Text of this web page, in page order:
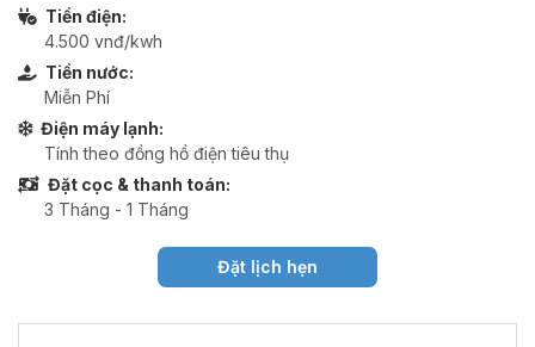
Tiền điện:
4.500 vnđ/kwh
Tiền nước:
Miễn Phí
Điện máy lạnh:
Tính theo đồng hồ điện tiêu thụ
Đặt cọc & thanh toán:
3 Tháng - 1 Tháng
Đặt lịch hẹn